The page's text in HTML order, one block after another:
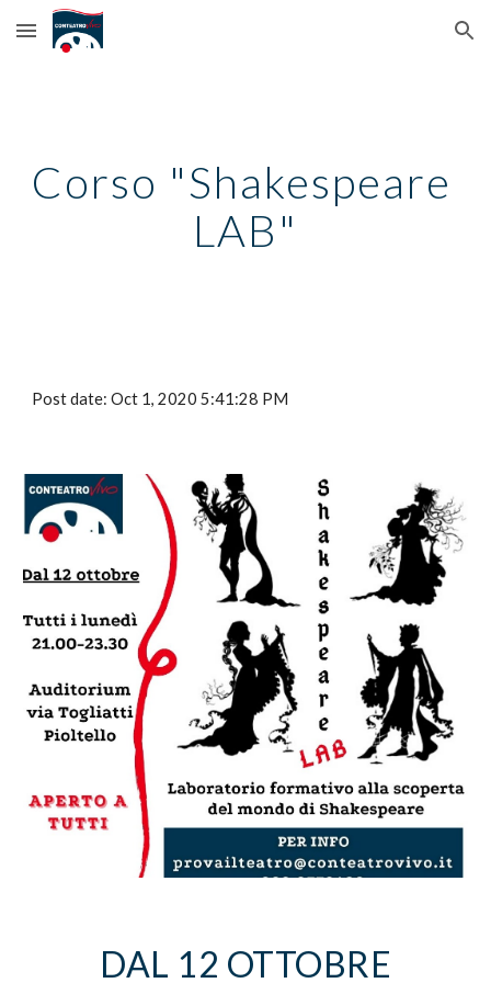
Skip to main content Skip to navigation
Corso "Shakespeare
LAB"
Post date: Oct 1, 2020 5:41:28 PM
DAL 12 OTTOBRE